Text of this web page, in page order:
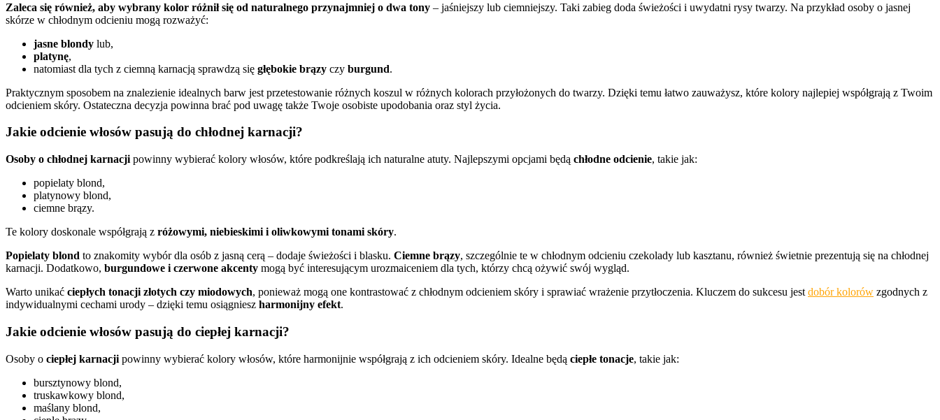
Zaleca się również, aby wybrany kolor różnił się od naturalnego przynajmniej o dwa tony – jaśniejszy lub ciemniejszy. Taki zabieg doda świeżości i uwydatni rysy twarzy. Na przykład osoby o jasnej
skórze w chłodnym odcieniu mogą rozważyć:
jasne blondy lub,
platynę,
natomiast dla tych z ciemną karnacją sprawdzą się głębokie brązy czy burgund.
Praktycznym sposobem na znalezienie idealnych barw jest przetestowanie różnych koszul w różnych kolorach przyłożonych do twarzy. Dzięki temu łatwo zauważysz, które kolory najlepiej współgrają z Twoim
odcieniem skóry. Ostateczna decyzja powinna brać pod uwagę także Twoje osobiste upodobania oraz styl życia.
Jakie odcienie włosów pasują do chłodnej karnacji?
Osoby o chłodnej karnacji powinny wybierać kolory włosów, które podkreślają ich naturalne atuty. Najlepszymi opcjami będą chłodne odcienie, takie jak:
popielaty blond,
platynowy blond,
ciemne brązy.
Te kolory doskonale współgrają z różowymi, niebieskimi i oliwkowymi tonami skóry.
Popielaty blond to znakomity wybór dla osób z jasną cerą – dodaje świeżości i blasku. Ciemne brązy, szczególnie te w chłodnym odcieniu czekolady lub kasztanu, również świetnie prezentują się na chłodnej
karnacji. Dodatkowo, burgundowe i czerwone akcenty mogą być interesującym urozmaiceniem dla tych, którzy chcą ożywić swój wygląd.
Warto unikać ciepłych tonacji złotych czy miodowych, ponieważ mogą one kontrastować z chłodnym odcieniem skóry i sprawiać wrażenie przytłoczenia. Kluczem do sukcesu jest dobór kolorów zgodnych z
indywidualnymi cechami urody – dzięki temu osiągniesz harmonijny efekt.
Jakie odcienie włosów pasują do ciepłej karnacji?
Osoby o ciepłej karnacji powinny wybierać kolory włosów, które harmonijnie współgrają z ich odcieniem skóry. Idealne będą ciepłe tonacje, takie jak:
bursztynowy blond,
truskawkowy blond,
maślany blond,